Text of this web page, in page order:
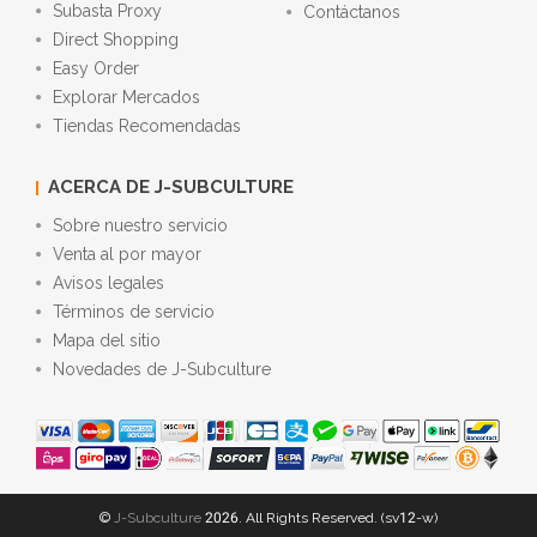
Subasta Proxy
Direct Shopping
Easy Order
Explorar Mercados
Tiendas Recomendadas
Contáctanos
ACERCA DE J-SUBCULTURE
Sobre nuestro servicio
Venta al por mayor
Avisos legales
Términos de servicio
Mapa del sitio
Novedades de J-Subculture
© J-Subculture 2026. All Rights Reserved. (sv12-w)